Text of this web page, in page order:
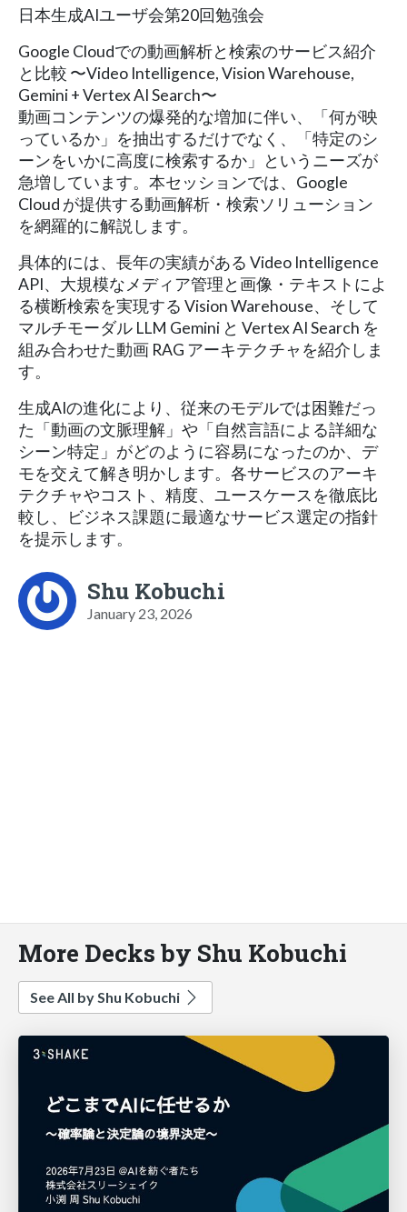
日本生成AIユーザ会第20回勉強会
Google Cloudでの動画解析と検索のサービス紹介
と比較 〜Video Intelligence, Vision Warehouse,
Gemini + Vertex AI Search〜
動画コンテンツの爆発的な増加に伴い、「何が映
っているか」を抽出するだけでなく、「特定のシ
ーンをいかに高度に検索するか」というニーズが
急増しています。本セッションでは、Google
Cloud が提供する動画解析・検索ソリューション
を網羅的に解説します。
具体的には、長年の実績がある Video Intelligence
API、大規模なメディア管理と画像・テキストによ
る横断検索を実現する Vision Warehouse、そして
マルチモーダル LLM Gemini と Vertex AI Search を
組み合わせた動画 RAG アーキテクチャを紹介しま
す。
生成AIの進化により、従来のモデルでは困難だっ
た「動画の文脈理解」や「自然言語による詳細な
シーン特定」がどのように容易になったのか、デ
モを交えて解き明かします。各サービスのアーキ
テクチャやコスト、精度、ユースケースを徹底比
較し、ビジネス課題に最適なサービス選定の指針
を提示します。
Shu Kobuchi
January 23, 2026
More Decks by Shu Kobuchi
See All by Shu Kobuchi